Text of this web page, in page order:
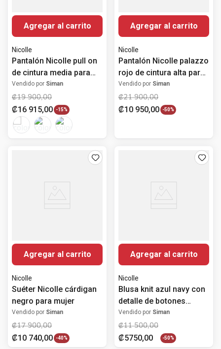
Agregar al carrito
Nicolle
Pantalón Nicolle pull on
de cintura media para
mujer
Vendido por Siman
₡19 900,00
₡16 915,00 -15%
Agregar al carrito
Nicolle
Pantalón Nicolle palazzo
rojo de cintura alta para
mujer
Vendido por Siman
₡21 900,00
₡10 950,00 -50%
Agregar al carrito
Nicolle
Suéter Nicolle cárdigan
negro para mujer
Vendido por Siman
₡17 900,00
₡10 740,00 -40%
Agregar al carrito
Nicolle
Blusa knit azul navy con
detalle de botones
dorados para mujer
Vendido por Siman
₡11 500,00
₡5750,00 -50%